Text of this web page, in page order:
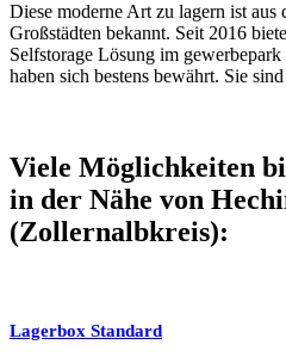
Diese moderne Art zu lagern ist aus
Großstädten bekannt. Seit 2016
Selfstorage Lösung im
haben sich bestens bewährt. Sie
Viele Möglichkeiten
in der Nähe von
(Zollernalbkreis):
Lagerbox Standard